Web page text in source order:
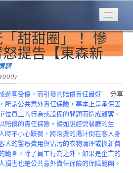
甜甜圈」！ 慘
提告【東森新
題
分享
遊客受傷，而引發的賠償責任最好
所謂公共意外責任保險，基本上是承保因
位員工的行為或設備的問題而造成顧客、
賠償的責任保險。譬如說經營餐廳的生
時不小心跌倒，將滾燙的湯汁倒在客人身
人的醫療費用與沾污的衣物清理或換新費
範圍，除了員工行為之外，如果是企業的
損害也是公共意外責任保險的保障範圍。